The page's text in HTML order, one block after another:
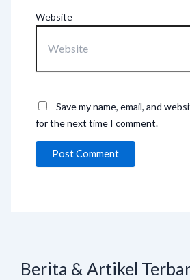
Website
Save my name, email, and
for the next time I comment.
Berita & Artikel